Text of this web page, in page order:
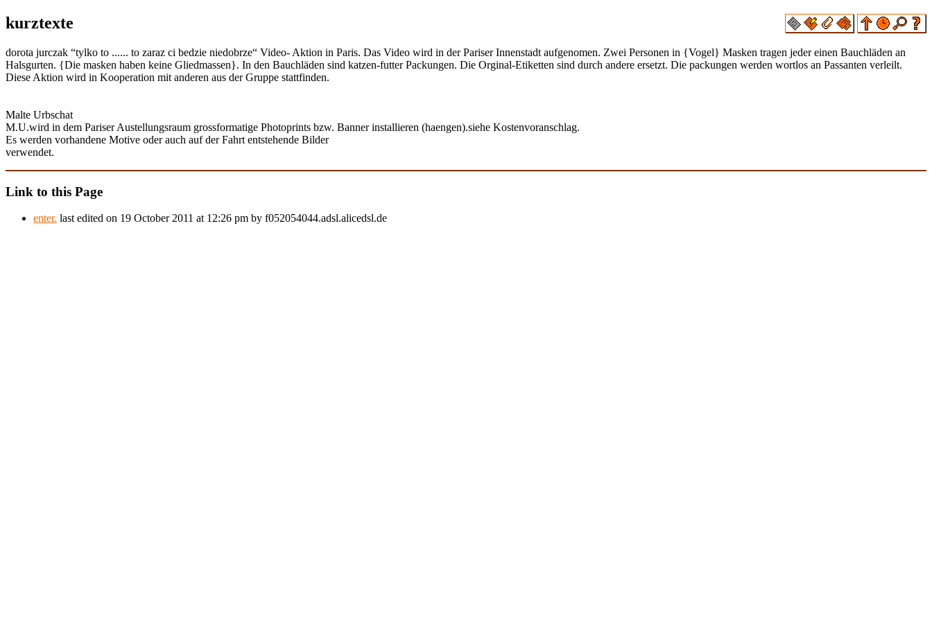
kurztexte
dorota jurczak “tylko to ...... to zaraz ci bedzie niedobrze“ Video- Aktion in Paris. Das Video wird in der Pariser Innenstadt aufgenomen. Zwei Personen in {Vogel} Masken tragen jeder einen Bauchläden an
Halsgurten. {Die masken haben keine Gliedmassen}. In den Bauchläden sind katzen-futter Packungen. Die Orginal-Etiketten sind durch andere ersetzt. Die packungen werden wortlos an Passanten verleilt.
Diese Aktion wird in Kooperation mit anderen aus der Gruppe stattfinden.
Malte Urbschat
M.U.wird in dem Pariser Austellungsraum grossformatige Photoprints bzw. Banner installieren (haengen).siehe Kostenvoranschlag.
Es werden vorhandene Motive oder auch auf der Fahrt entstehende Bilder
verwendet.
Link to this Page
enter. last edited on 19 October 2011 at 12:26 pm by f052054044.adsl.alicedsl.de